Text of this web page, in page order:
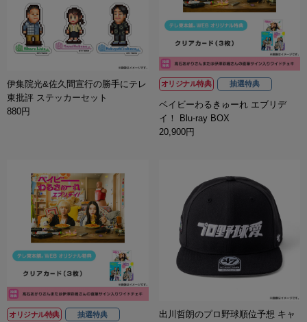
伊集院光&佐久間宣行の勝手にテレ
東批評 ステッカーセット
880円
オリジナル特典 抽選特典
ベイビーわるきゅーれ エブリデ
イ！ Blu-ray BOX
20,900円
オリジナル特典 抽選特典
出川哲朗のプロ野球順位予想 キャ